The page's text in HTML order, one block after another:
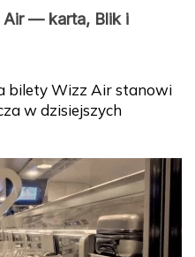
Air — karta, Blik i
bilety Wizz Air stanowi
w dzisiejszych